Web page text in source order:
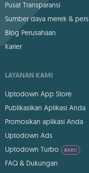
Pusat Transparansi
Sumber daya merek & pers
Blog Perusahaan
Karier
LAYANAN KAMI
Uptodown App Store
Publikasikan Aplikasi Anda
Promosikan aplikasi Anda
Uptodown Ads
Uptodown Turbo
BARU
FAQ & Dukungan